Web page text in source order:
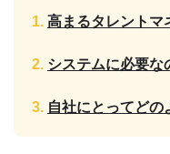
高まるタレントマ
システムに必要な
自社にとってどの